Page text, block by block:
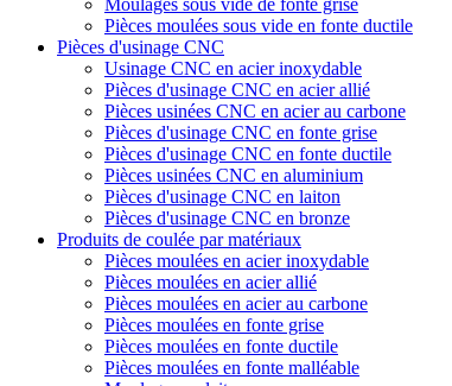
Moulages sous vide de fonte grise
Pièces moulées sous vide en fonte ductile
Pièces d'usinage CNC
Usinage CNC en acier inoxydable
Pièces d'usinage CNC en acier allié
Pièces usinées CNC en acier au carbone
Pièces d'usinage CNC en fonte grise
Pièces d'usinage CNC en fonte ductile
Pièces usinées CNC en aluminium
Pièces d'usinage CNC en laiton
Pièces d'usinage CNC en bronze
Produits de coulée par matériaux
Pièces moulées en acier inoxydable
Pièces moulées en acier allié
Pièces moulées en acier au carbone
Pièces moulées en fonte grise
Pièces moulées en fonte ductile
Pièces moulées en fonte malléable